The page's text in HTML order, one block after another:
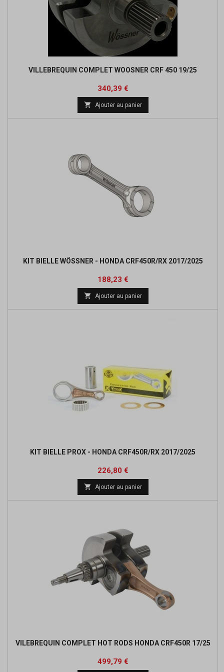
VILLEBREQUIN COMPLET WOOSNER CRF 450 19/25
Prix
340,39 €Prix
de
base
 Ajouter au panier
KIT BIELLE WÖSSNER - HONDA CRF450R/RX 2017/2025
Prix
188,23 €Prix
de
base
 Ajouter au panier
KIT BIELLE PROX - HONDA CRF450R/RX 2017/2025
Prix
226,80 €Prix
de
base
 Ajouter au panier
VILEBREQUIN COMPLET HOT RODS HONDA CRF450R 17/25
Prix
499,79 €Prix